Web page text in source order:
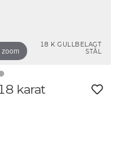
18 K GULLBELAGT
STÅL
zoom
karat